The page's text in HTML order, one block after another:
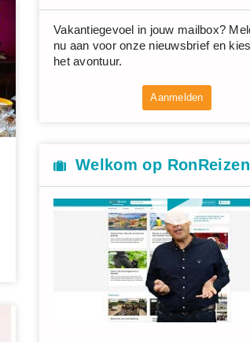
Vakantiegevoel in jouw mailbox?
nu aan voor onze nieuwsbrief en
het avontuur.
Aanmelden
Welkom op RonReizen